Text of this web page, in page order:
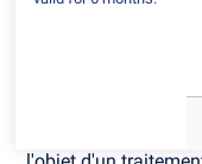
Conformément à la
du 6 janvier 1978
du 6 août 2004, sur
l’utilisateur dispose
des données le
s’opposer à ce que